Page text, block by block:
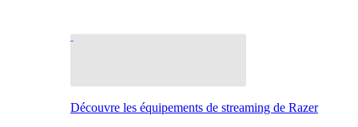
Découvre les équipements de streaming de Razer